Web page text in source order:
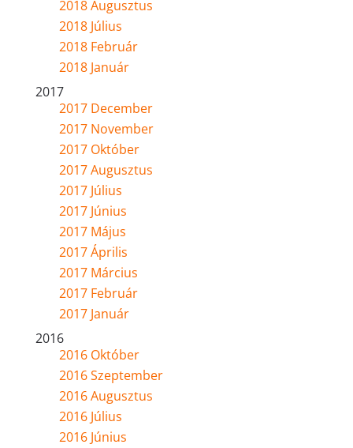
2018 Augusztus
2018 Július
2018 Február
2018 Január
2017
2017 December
2017 November
2017 Október
2017 Augusztus
2017 Július
2017 Június
2017 Május
2017 Április
2017 Március
2017 Február
2017 Január
2016
2016 Október
2016 Szeptember
2016 Augusztus
2016 Július
2016 Június